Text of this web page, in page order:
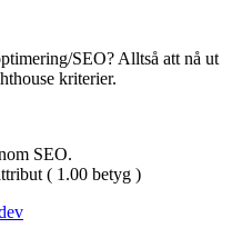
SEO? Alltså att nå ut
kriterier.
SEO.
( 1.00 betyg )